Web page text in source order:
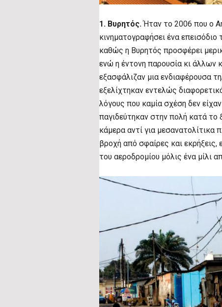
1. Βυρητός.Ήταν το 2006 που ο
κινηματογραφήσει ένα
καθώς η Βυρητός προσφέρει
ενώ η έντονη παρουσία κι άλλων
εξασφάλιζαν μια ενδιαφέρουσα
εξελίχτηκαν εντελώς
λόγους που καμία σχέση δεν
παγιδεύτηκαν στην πολή κατά
κάμερα αντί για μεσανατολίτικα
βροχή από σφαίρες και
του αεροδρομίου μόλις ένα μίλι